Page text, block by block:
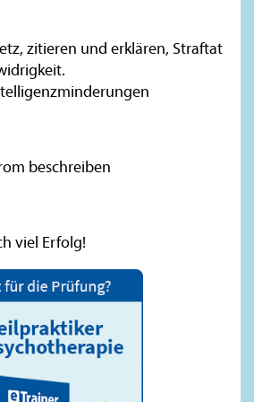
zitieren und erklären, Straftat
beschreiben
viel Erfolg!